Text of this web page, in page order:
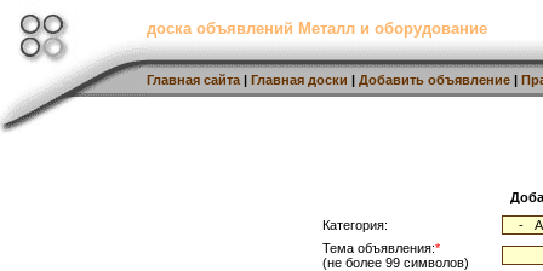
доска объявлений Металл и оборудование
Главная сайта | Главная доски | Добавить объявление |
Категория:
Тема объявления:*
(не более 99 символов)